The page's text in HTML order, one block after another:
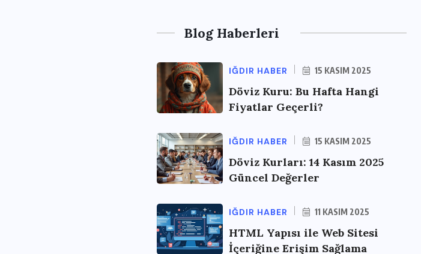
Blog Haberleri
IĞDIR HABER 15 KASIM 2025
Döviz Kuru: Bu Hafta Hangi
Fiyatlar Geçerli?
IĞDIR HABER 15 KASIM 2025
Döviz Kurları: 14 Kasım 2025
Güncel Değerler
IĞDIR HABER 11 KASIM 2025
HTML Yapısı ile Web Sitesi
İçeriğine Erişim Sağlama